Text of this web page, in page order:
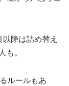
降は詰め替え
も。
ルールもあ